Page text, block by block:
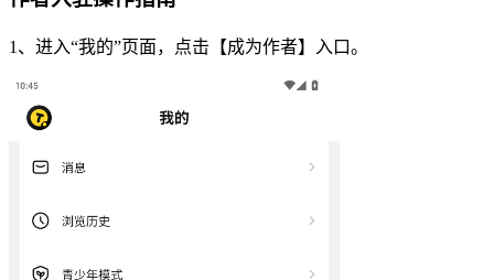
1、进入“我的”页面，点击【成为作者】入口。